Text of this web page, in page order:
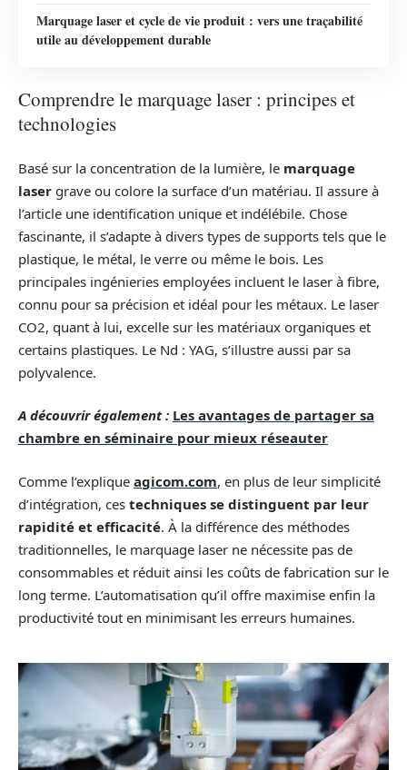
Marquage laser et cycle de vie produit : vers une traçabilité
utile au développement durable
Comprendre le marquage laser : principes et
technologies
Basé sur la concentration de la lumière, le marquage
laser grave ou colore la surface d’un matériau. Il assure à
l’article une identification unique et indélébile. Chose
fascinante, il s’adapte à divers types de supports tels que le
plastique, le métal, le verre ou même le bois. Les
principales ingénieries employées incluent le laser à fibre,
connu pour sa précision et idéal pour les métaux. Le laser
CO2, quant à lui, excelle sur les matériaux organiques et
certains plastiques. Le Nd : YAG, s’illustre aussi par sa
polyvalence.
A découvrir également : Les avantages de partager sa
chambre en séminaire pour mieux réseauter
Comme l’explique agicom.com, en plus de leur simplicité
d’intégration, ces techniques se distinguent par leur
rapidité et efficacité. À la différence des méthodes
traditionnelles, le marquage laser ne nécessite pas de
consommables et réduit ainsi les coûts de fabrication sur le
long terme. L’automatisation qu’il offre maximise enfin la
productivité tout en minimisant les erreurs humaines.